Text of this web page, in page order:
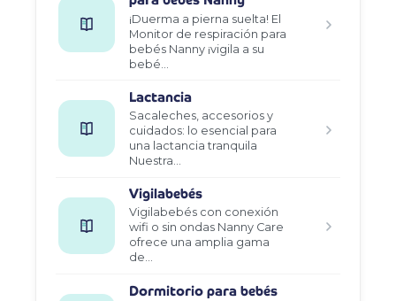
¡Duerma a pierna suelta! El
Monitor de respiración para
bebés Nanny ¡vigila a su
bebé…
Lactancia
Sacaleches, accesorios y
cuidados: lo esencial para
una lactancia tranquila
Nuestra…
Vigilabebés
Vigilabebés con conexión
wifi o sin ondas Nanny Care
ofrece una amplia gama
de…
Dormitorio para bebés